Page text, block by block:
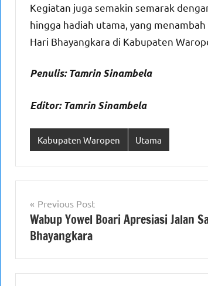
Kegiatan juga semakin semarak
hingga hadiah utama, yang
Hari Bhayangkara di Kabupaten
Penulis: Tamrin Sinambela
Editor: Tamrin Sinambela
Kabupaten Waropen Utama
Navigasi
pos
Previous Post
Wabup Yowel Boari Apresiasi Jalan
Bhayangkara